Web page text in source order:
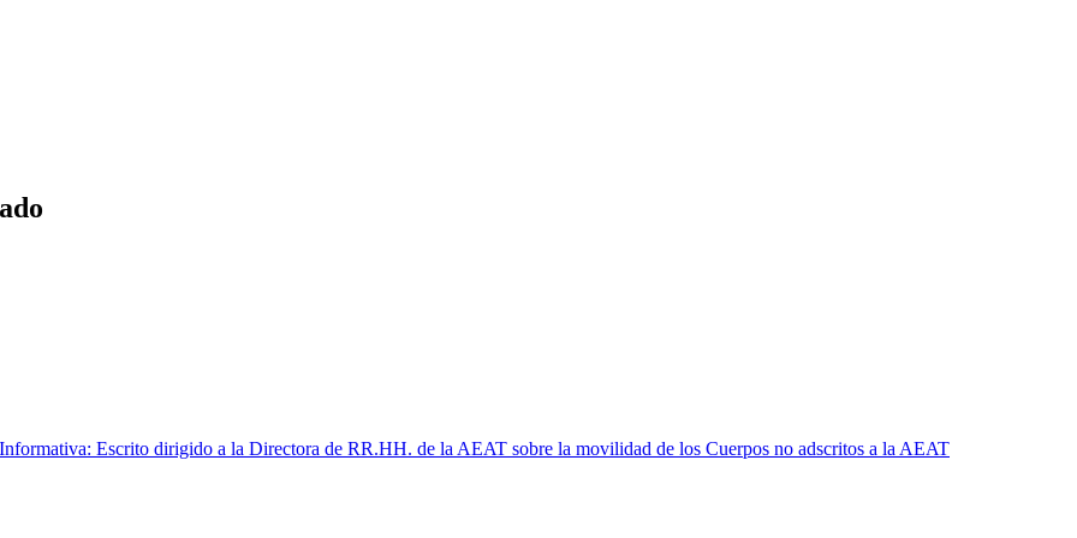
Escrito dirigido a la Directora de RR.HH. de la AEAT sobre la movilidad de los Cuerpos no adscritos a la AEAT